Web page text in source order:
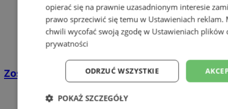
Zostań kierowcą w DPD
opierać się na prawnie uzasadnionym interesie
prawo sprzeciwić się temu w Ustawieniach reklam.
chwili wycofać swoją zgodę w Ustawieniach plików
prywatności
ODRZUĆ WSZYSTKIE
POKAŻ SZCZEGÓŁY